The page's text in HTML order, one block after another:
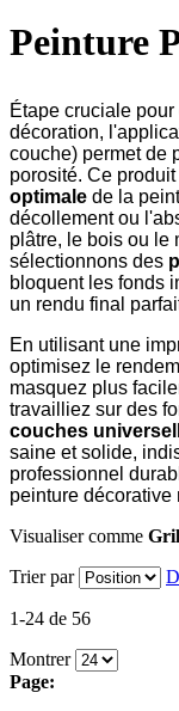
Peinture
Étape cruciale
décoration,
couche) permet de
porosité. Ce
optimale de la
décollement ou
plâtre, le bois ou le
sélectionnons des
bloquent les fonds
un rendu final
En utilisant une
optimisez le
masquez plus
travailliez sur des
couches
saine et solide,
professionnel
peinture décorative
Visualiser comme
Trier par
1-24 de 56
Montrer
Page: